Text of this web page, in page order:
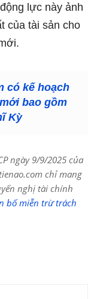
lực này ảnh
của tài sản cho
có kế hoạch
bao gồm
Kỳ
ngày 9/9/2025 của
chỉ mang
nghị tài chính
bố miễn trừ trách